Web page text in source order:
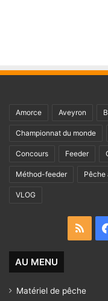
Amorce Aveyron
Championnat du monde
Concours Feeder
Méthod-feeder Pêche
VLOG
RSS
AU MENU
Matériel de pêche